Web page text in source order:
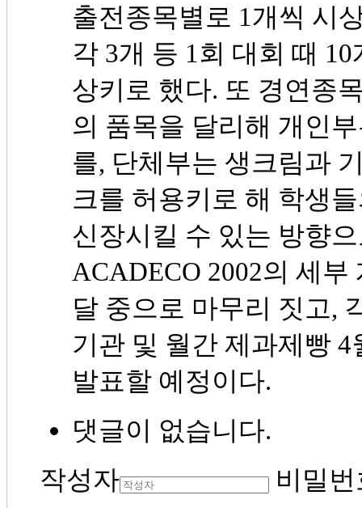
출전종목별로 1개씩 시
각 3개 등 1회 대회 때
상키로 했다. 또 경연종
의 품목을 달리해 개인
를, 단체부는 생크림과
크를 허용키로 해 학생
신장시킬 수 있는 방향
ACADECO 2002의 세
달 중으로 마무리 짓고,
기관 및 월간 제과제빵
발표할 예정이다.
댓글이 없습니다.
작성자
비밀번